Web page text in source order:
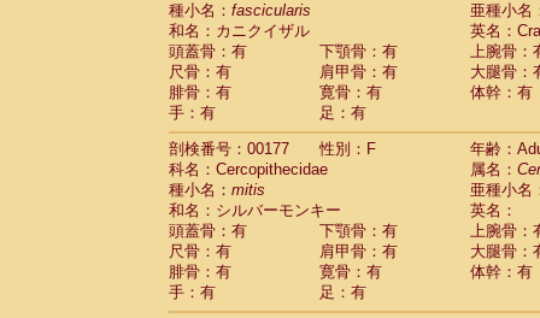
種小名： fascicularis
亜種小名
和名：カニクイザル
英名：
頭蓋骨：有
下顎骨：有
上腕骨：
尺骨：有
肩甲骨：有
大腿骨：
腓骨：有
寛骨：有
体幹：有
手：有
足：有
剖検番号：00177
性別：F
年齢：
科名：Cercopithecidae
属名：
種小名： mitis
亜種小名
和名：シルバーモンキー
英名：
頭蓋骨：有
下顎骨：有
上腕骨：
尺骨：有
肩甲骨：有
大腿骨：
腓骨：有
寛骨：有
体幹：有
手：有
足：有